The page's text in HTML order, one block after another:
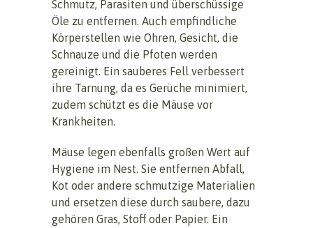
Schmutz, Parasiten und überschüssige
Öle zu entfernen. Auch empfindliche
Körperstellen wie Ohren, Gesicht, die
Schnauze und die Pfoten werden
gereinigt. Ein sauberes Fell verbessert
ihre Tarnung, da es Gerüche minimiert,
zudem schützt es die Mäuse vor
Krankheiten.
Mäuse legen ebenfalls großen Wert auf
Hygiene im Nest. Sie entfernen Abfall,
Kot oder andere schmutzige Materialien
und ersetzen diese durch saubere, dazu
gehören Gras, Stoff oder Papier. Ein